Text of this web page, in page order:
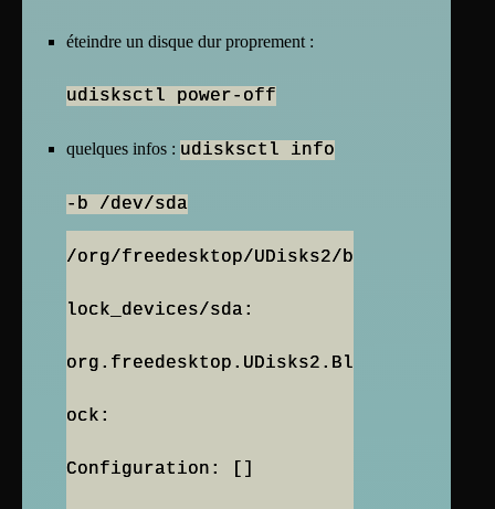
éteindre un disque dur proprement :
udisksctl power-off
quelques infos : udisksctl info
-b /dev/sda
/org/freedesktop/UDisks2/b
lock_devices/sda:
org.freedesktop.UDisks2.Bl
ock:
Configuration: []